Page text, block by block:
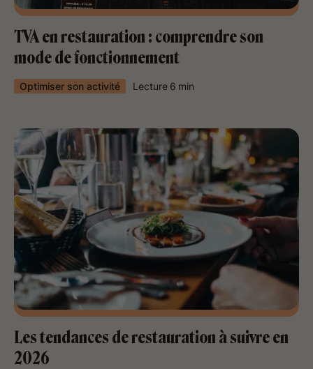
TVA en restauration : comprendre son
mode de fonctionnement
Optimiser son activité Lecture 6 min
Les tendances de restauration à suivre en
2026